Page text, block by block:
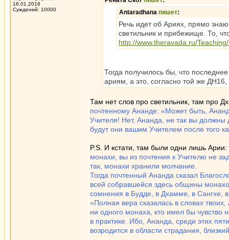
16.01.2016
Суждений: 10000
Antaradhana пишет:
Речь идет об Ариях, прямо
светильник и прибежище. То,
http://www.theravada.ru/
Тогда получилось бы, что
ариям, а это, согласно той же ДН16,
Там нет слов про светильник, там про
почтенному Ананде: «Может быть,
Учителя! Нет, Ананда, не так вы должны
будут они вашим Учителем после того
P.S. И кстати, там были одни лишь Арии:
монахи, вы из почтения к Учителю не
так, монахи хранили молчание.
Тогда почтенный Ананда сказал
всей собравшейся здесь общины
сомнения в Будде, в Дхамме, в Сангхе, в
«Полная вера сказалась в словах
ни одного монаха, кто имел бы чувство
в практике. Ибо, Ананда, среди этих
возродится в области страдания,